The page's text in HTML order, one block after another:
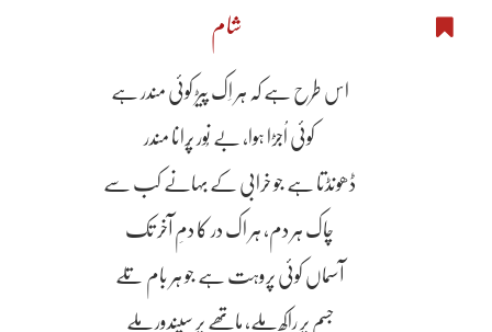
شام
اس طرح ہے کہ ہر اِک پیڑ کوئی مندر ہے
کوئی اُجڑا ہوا، بے نُور پُرانا مندر
ڈھونڈتا ہے جو خرابی کے بہانے کب سے
چاک ہر دم، ہر اک در کا دمِ آخر تک
آسماں کوئی پروہت ہے جو ہر بام تلے
جسم پر راکھ ملے، ماتھے پر سیندور ملے